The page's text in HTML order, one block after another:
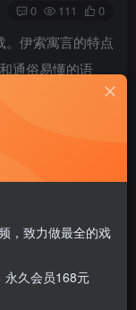
0 111 0
伊索寓言的特点
通俗易懂的语
儿童阅读，也能
，致力做最全的戏
永久会员168元